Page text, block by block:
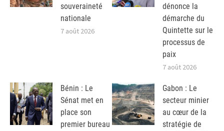
souveraineté
nationale
7 août 2026
dénonce la
démarche du
Quintette sur le
processus de
paix
7 août 2026
Bénin : Le
Sénat met en
place son
premier bureau
Gabon : Le
secteur minier
au cœur de la
stratégie de